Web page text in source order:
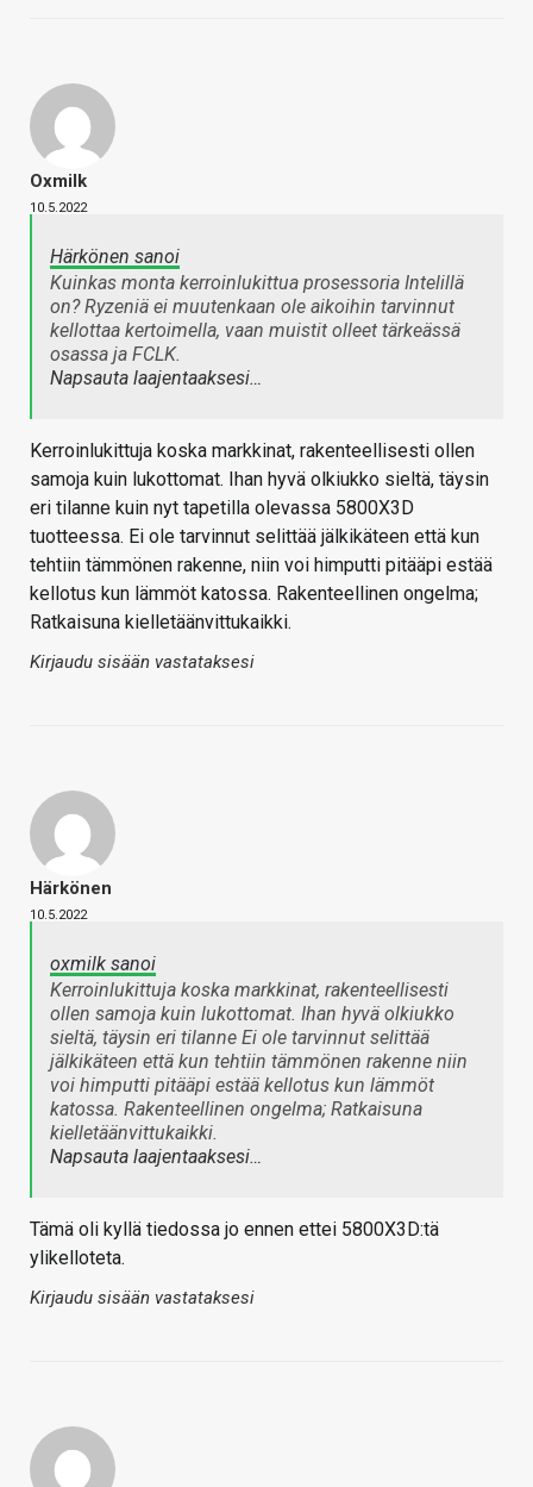
Oxmilk
10.5.2022
Härkönen sanoi
Kuinkas monta kerroinlukittua prosessoria Intelillä
on? Ryzeniä ei muutenkaan ole aikoihin tarvinnut
kellottaa kertoimella, vaan muistit olleet tärkeässä
osassa ja FCLK.
Napsauta laajentaaksesi…
Kerroinlukittuja koska markkinat, rakenteellisesti ollen
samoja kuin lukottomat. Ihan hyvä olkiukko sieltä, täysin
eri tilanne kuin nyt tapetilla olevassa 5800X3D
tuotteessa. Ei ole tarvinnut selittää jälkikäteen että kun
tehtiin tämmönen rakenne, niin voi himputti pitääpi estää
kellotus kun lämmöt katossa. Rakenteellinen ongelma;
Ratkaisuna kielletäänvittukaikki.
Kirjaudu sisään vastataksesi
Härkönen
10.5.2022
oxmilk sanoi
Kerroinlukittuja koska markkinat, rakenteellisesti
ollen samoja kuin lukottomat. Ihan hyvä olkiukko
sieltä, täysin eri tilanne Ei ole tarvinnut selittää
jälkikäteen että kun tehtiin tämmönen rakenne niin
voi himputti pitääpi estää kellotus kun lämmöt
katossa. Rakenteellinen ongelma; Ratkaisuna
kielletäänvittukaikki.
Napsauta laajentaaksesi…
Tämä oli kyllä tiedossa jo ennen ettei 5800X3D:tä
ylikelloteta.
Kirjaudu sisään vastataksesi